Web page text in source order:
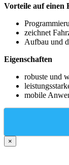
Vorteile auf einen
zeichnet
Aufbau und
Eigenschaften
robuste und
mobile
×